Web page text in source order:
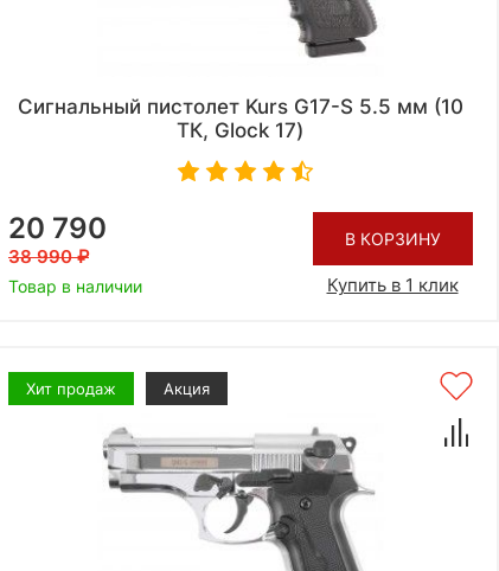
Сигнальный пистолет Kurs G17-S 5.5 мм (10
ТК, Glock 17)
20 790
38 990
Товар в наличии
В КОРЗИНУ
Купить в 1 клик
Хит продаж Акция